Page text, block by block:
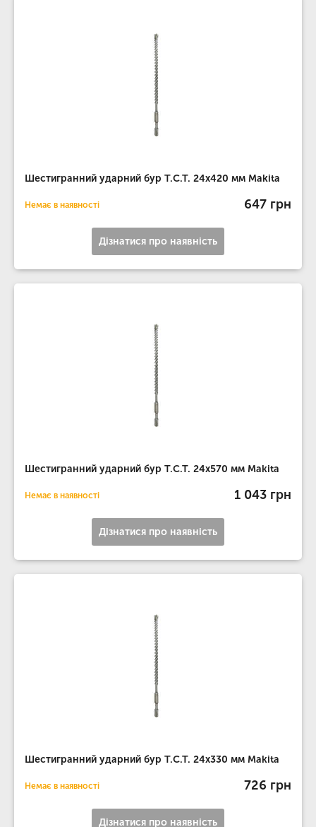
Шестигранний ударний бур T.C.T. 24х420 мм Makita
Немає в наявності 647 грн
Дізнатися про наявність
Шестигранний ударний бур T.C.T. 24х570 мм Makita
Немає в наявності 1 043 грн
Дізнатися про наявність
Шестигранний ударний бур T.C.T. 24х330 мм Makita
Немає в наявності 726 грн
Дізнатися про наявність